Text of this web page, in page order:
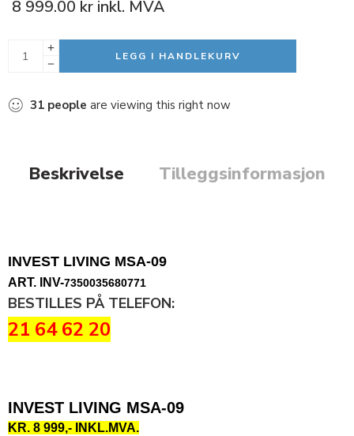
8 999.00 kr inkl. MVA
LEGG I HANDLEKURV
31 people are viewing this right now
Beskrivelse Tilleggsinformasjon
INVEST LIVING MSA-09
ART. INV-7350035680771
BESTILLES PÅ TELEFON:
21 64 62 20
INVEST LIVING MSA-09
KR. 8 999,- INKL.MVA.